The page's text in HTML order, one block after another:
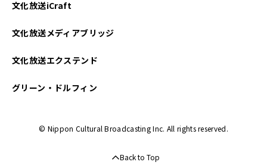
2024年12月
2024年11月
2024年10月
文化放送iCraft
文化放送メディアブリッジ
文化放送エクステンド
グリーン・ドルフィン
© Nippon Cultural Broadcasting Inc. All rights reserved.
Back to Top